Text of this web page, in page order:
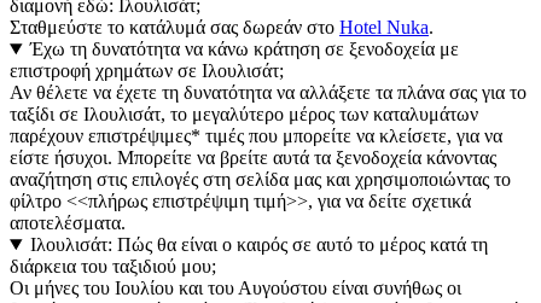
διαμονή εδώ: Ιλουλισάτ;
Σταθμεύστε το κατάλυμά σας δωρεάν στο Hotel Nuka.
Έχω τη δυνατότητα να κάνω κράτηση σε ξενοδοχεία με
επιστροφή χρημάτων σε Ιλουλισάτ;
Αν θέλετε να έχετε τη δυνατότητα να αλλάξετε τα πλάνα σας για το
ταξίδι σε Ιλουλισάτ, το μεγαλύτερο μέρος των καταλυμάτων
παρέχουν επιστρέψιμες* τιμές που μπορείτε να κλείσετε, για να
είστε ήσυχοι. Μπορείτε να βρείτε αυτά τα ξενοδοχεία κάνοντας
αναζήτηση στις επιλογές στη σελίδα μας και χρησιμοποιώντας το
φίλτρο <<πλήρως επιστρέψιμη τιμή>>, για να δείτε σχετικά
αποτελέσματα.
Ιλουλισάτ: Πώς θα είναι ο καιρός σε αυτό το μέρος κατά τη
διάρκεια του ταξιδιού μου;
Οι μήνες του Ιουλίου και του Αυγούστου είναι συνήθως οι